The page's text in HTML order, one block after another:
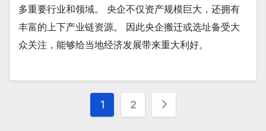
多重要行业和领域。 央企不仅资产规模巨大，还拥有
丰富的上下产业链资源。 因此央企搬迁或选址备受大
众关注，能够给当地经济发展带来重大利好。
Posts
1 2